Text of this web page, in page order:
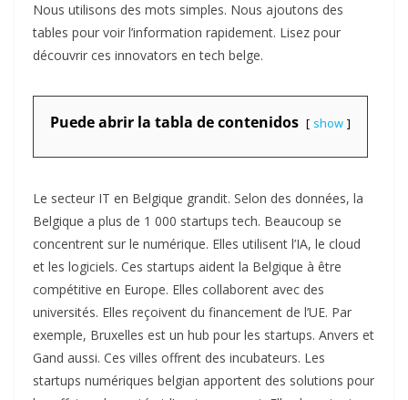
Nous utilisons des mots simples. Nous ajoutons des
tables pour voir l’information rapidement. Lisez pour
découvrir ces innovators en tech belge.
Puede abrir la tabla de contenidos show
Le secteur IT en Belgique grandit. Selon des données, la
Belgique a plus de 1 000 startups tech. Beaucoup se
concentrent sur le numérique. Elles utilisent l’IA, le cloud
et les logiciels. Ces startups aident la Belgique à être
compétitive en Europe. Elles collaborent avec des
universités. Elles reçoivent du financement de l’UE. Par
exemple, Bruxelles est un hub pour les startups. Anvers et
Gand aussi. Ces villes offrent des incubateurs. Les
startups numériques belgian apportent des solutions pour